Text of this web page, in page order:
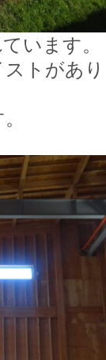
います。
トがあ